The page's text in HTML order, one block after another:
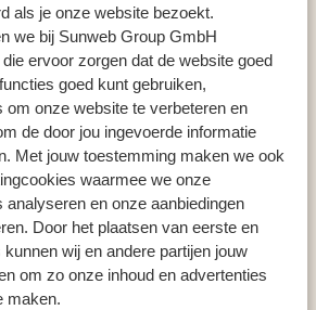
als je onze website bezoekt.
we bij Sunweb Group GmbH
ervoor zorgen dat de website goed
goed kunt gebruiken,
om onze website te verbeteren en
de door jou ingevoerde informatie
Met jouw toestemming maken we ook
waarmee we onze
analyseren en onze aanbiedingen
Door het plaatsen van eerste en
wij en andere partijen jouw
om zo onze inhoud en advertenties
maken.
wintersportlanden
Oostenrijk
Frankrijk
Italië
Gerlos
Mayrhofen
Saalbach